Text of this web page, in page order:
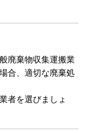
廃棄物収集運搬業
合、適切な廃棄処
者を選びましょ